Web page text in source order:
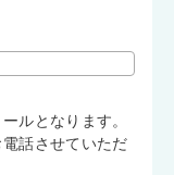
ルとなります。
話させていただ